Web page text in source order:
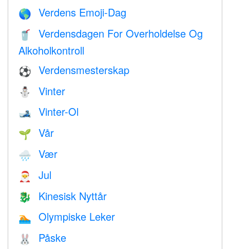
🌎 Verdens Emoji-Dag
🥤
Verdensdagen For Overholdelse Og
Alkoholkontroll
⚽ Verdensmesterskap
⛄ Vinter
🎿 Vinter-Ol
🌱 Vår
🌧 Vær
🎅 Jul
🐉 Kinesisk Nyttår
🏊 Olympiske Leker
🐰 Påske